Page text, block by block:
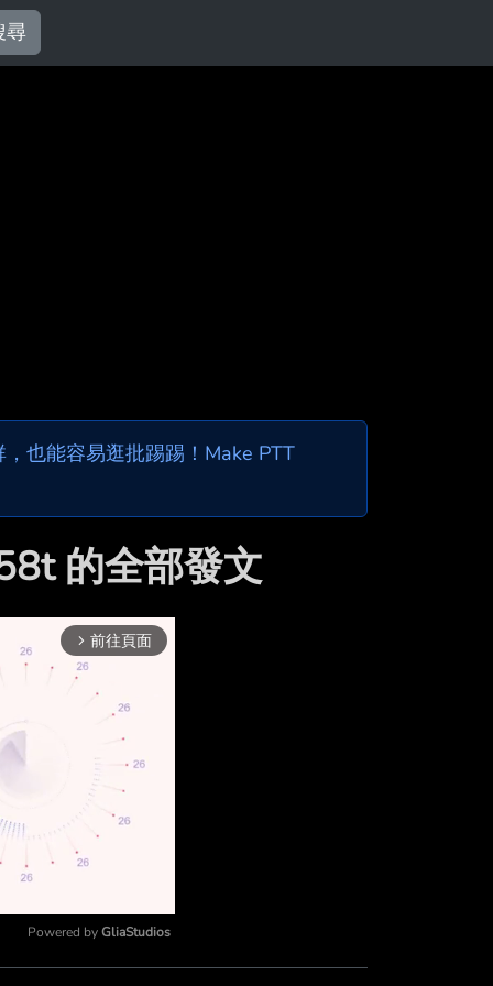
尋
也能容易逛批踢踢！Make PTT
的全部發文
arrow_forward_ios 前往頁面
Powered by GliaStudios